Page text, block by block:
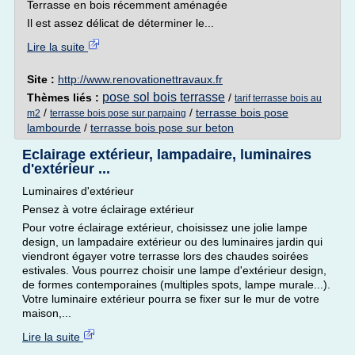
Terrasse en bois récemment aménagée
Il est assez délicat de déterminer le...
Lire la suite
Site : http://www.renovationettravaux.fr
Thèmes liés : pose sol bois terrasse / tarif terrasse bois au
m2 / terrasse bois pose sur parpaing / terrasse bois pose
lambourde / terrasse bois pose sur beton
Eclairage extérieur, lampadaire, luminaires
d'extérieur ...
Luminaires d'extérieur
Pensez à votre éclairage extérieur
Pour votre éclairage extérieur, choisissez une jolie lampe
design, un lampadaire extérieur ou des luminaires jardin qui
viendront égayer votre terrasse lors des chaudes soirées
estivales. Vous pourrez choisir une lampe d'extérieur design,
de formes contemporaines (multiples spots, lampe murale...).
Votre luminaire extérieur pourra se fixer sur le mur de votre
maison,...
Lire la suite